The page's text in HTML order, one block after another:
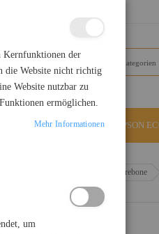
EPSON
Pro+ RNUC15CRSV700002 - Barebone
Kernfunktionen der
die Website nicht richtig
Website nutzbar zu
ermöglichen.
Mehr Informationen
um